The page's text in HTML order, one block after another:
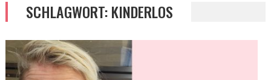
SCHLAGWORT:KINDERLOS